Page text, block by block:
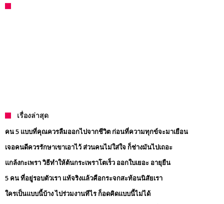
เรื่องล่าสุด
คน 5 แบบที่คุณควรลืมออกไปจากชีวิต ก่อนที่ความทุกข์จะมาเยือน
เจอคนดีควรรักษาเขาเอาไว้ ส่วนคนไม่ใส่ใจ ก็ช่างมันไปเถอะ
แกล้งกะเพรา วิธีทำให้ต้นกระเพราโตเร็ว ออกใบเยอะ อายุยืน
5 คน ที่อยู่รอบตัวเรา แท้จริงแล้วคือกระจกสะท้อนนิสัยเรา
ใครเป็นแบบนี้บ้าง ไปร่วมงานทีไร ก็อดคิดแบบนี้ไม่ได้